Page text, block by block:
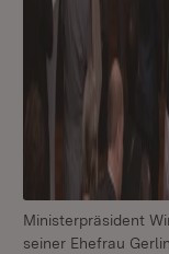
Ministerpräsident
seiner Ehefrau